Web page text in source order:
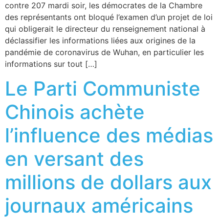
contre 207 mardi soir, les démocrates de la Chambre
des représentants ont bloqué l’examen d’un projet de loi
qui obligerait le directeur du renseignement national à
déclassifier les informations liées aux origines de la
pandémie de coronavirus de Wuhan, en particulier les
informations sur tout […]
Le Parti Communiste
Chinois achète
l’influence des médias
en versant des
millions de dollars aux
journaux américains